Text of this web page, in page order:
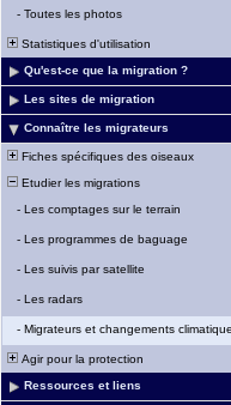
- Toutes les photos
Statistiques d'utilisation
Qu'est-ce que la migration ?
Les sites de migration
Connaître les migrateurs
Fiches spécifiques des oiseaux
Etudier les migrations
- Les comptages sur le terrain
- Les programmes de baguage
- Les suivis par satellite
- Les radars
- Migrateurs et changements
Agir pour la protection
Ressources et liens